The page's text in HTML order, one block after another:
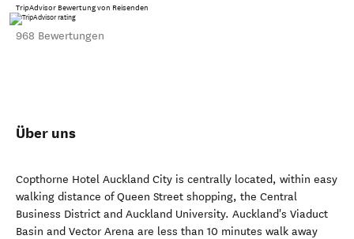
TripAdvisor Bewertung von Reisenden
968 Bewertungen
Über uns
Copthorne Hotel Auckland City is centrally located, within easy
walking distance of Queen Street shopping, the Central
Business District and Auckland University. Auckland's Viaduct
Basin and Vector Arena are less than 10 minutes walk away